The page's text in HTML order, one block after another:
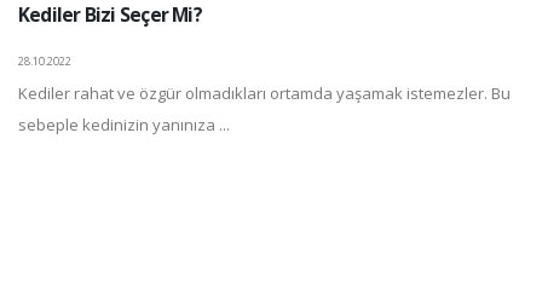
Kediler Bizi Seçer Mi?
28.10.2022
Kediler rahat ve özgür olmadıkları ortamda yaşamak istemezler. Bu
sebeple kedinizin yanınıza ...